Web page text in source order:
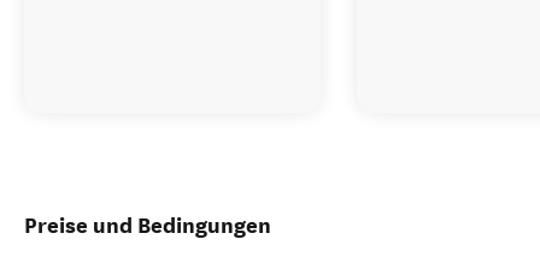
Preise und Bedingungen